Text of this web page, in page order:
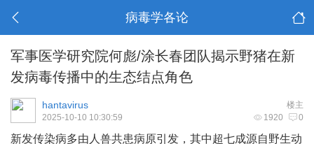
病毒学各论
军事医学研究院何彪/涂长春团队揭示野猪在新
发病毒传播中的生态结点角色
楼主
hantavirus
1920 0
2025-10-10 10:30:59
新发传染病多由人兽共患病原引发，其中超七成源自野生动